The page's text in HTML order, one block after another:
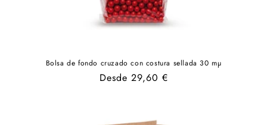
Bolsa de fondo cruzado con costura sellada 30 mµ
Precio
Desde 29,60 €